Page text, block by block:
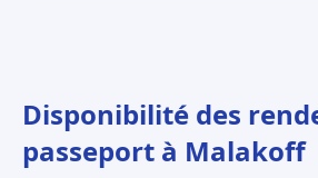
Disponibilité des
passeport à Malakoff